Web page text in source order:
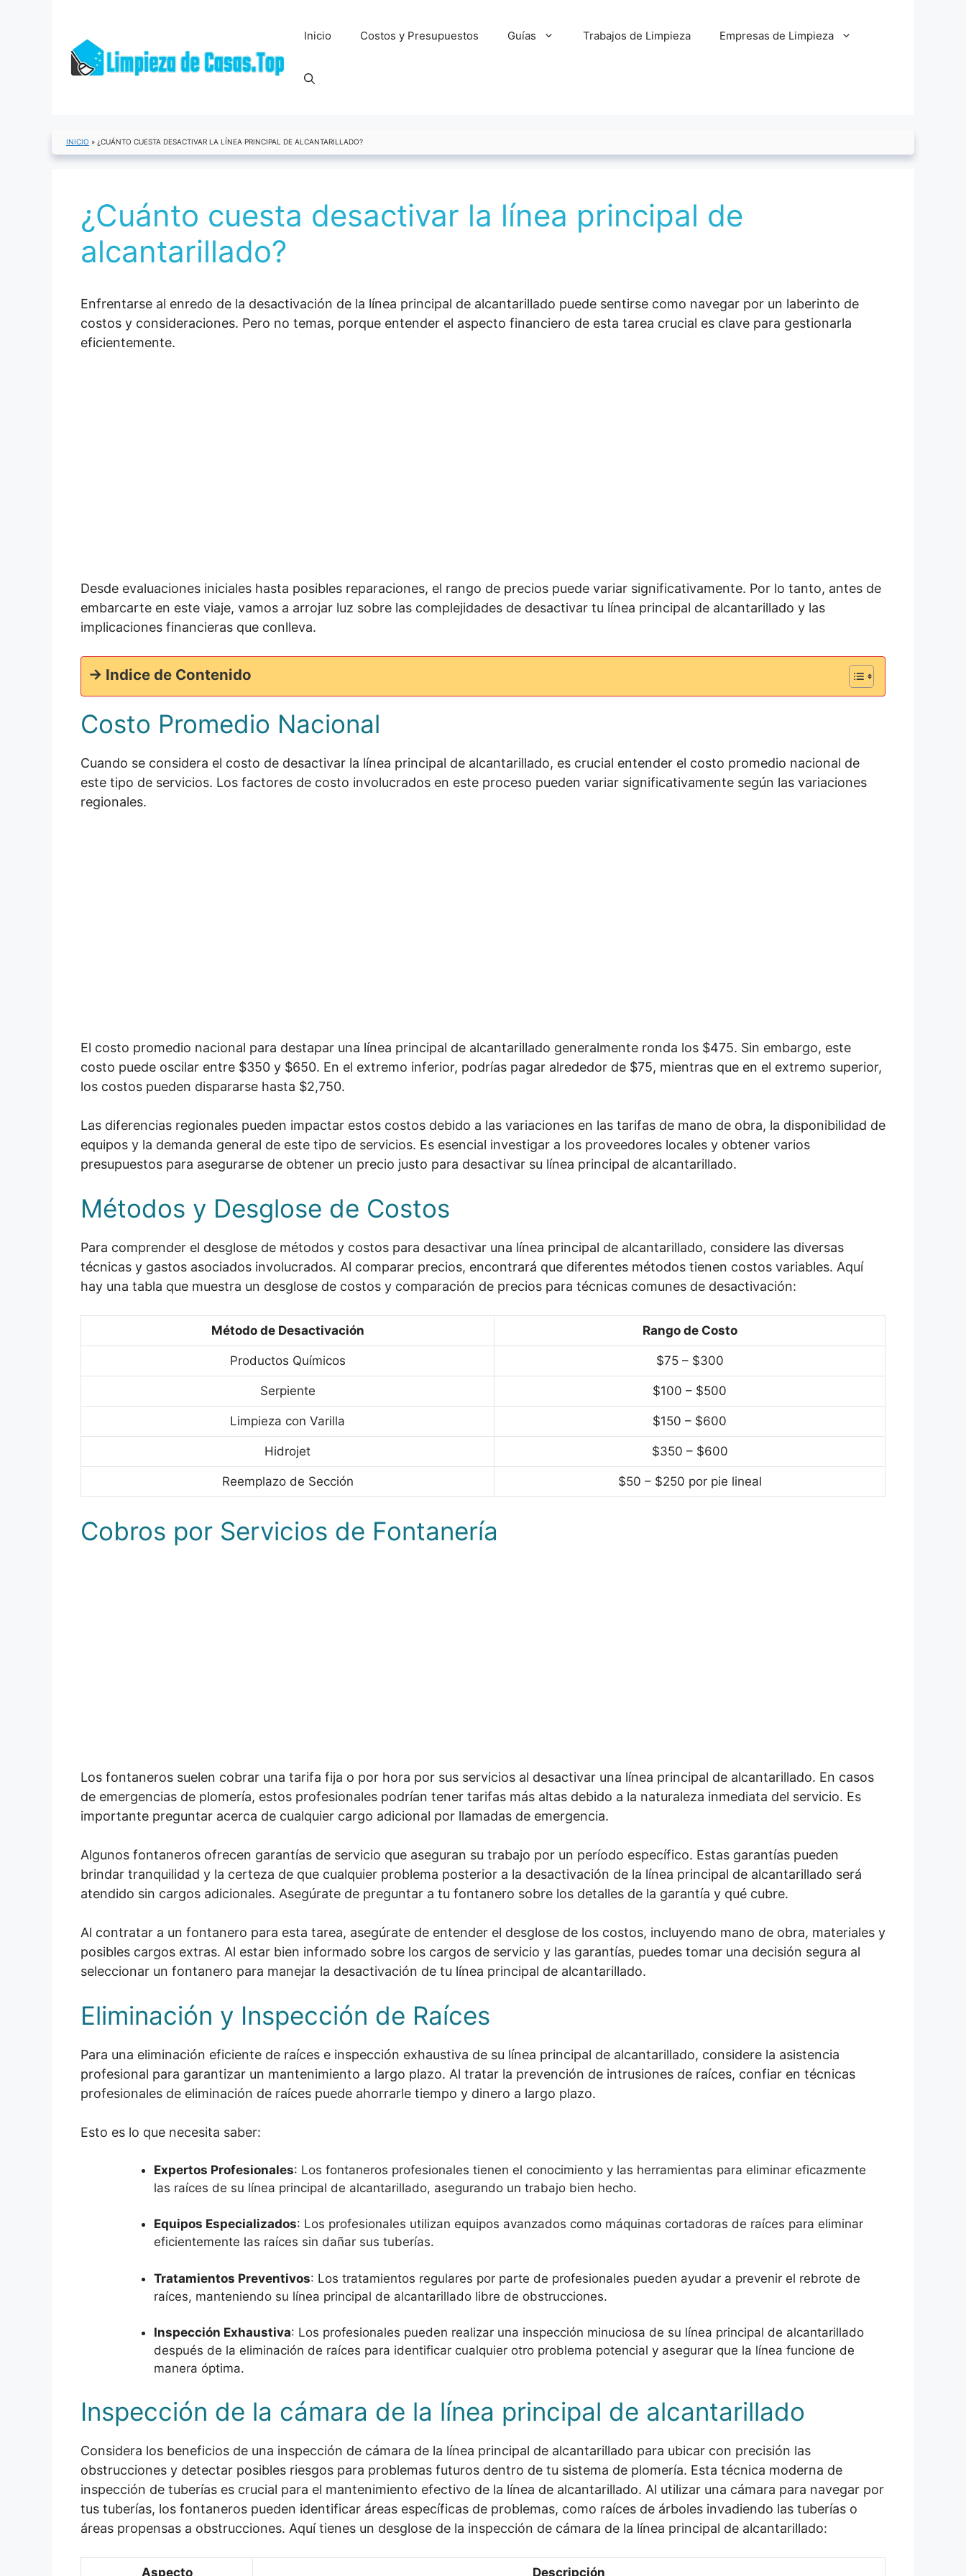
Inicio Costos y Presupuestos Guías Trabajos de Limpieza Empresas de Limpieza
INICIO » ¿CUÁNTO CUESTA DESACTIVAR LA LÍNEA PRINCIPAL DE ALCANTARILLADO?
¿Cuánto cuesta desactivar la línea principal de
alcantarillado?
Enfrentarse al enredo de la desactivación de la línea principal de alcantarillado puede sentirse como navegar por un laberinto de
costos y consideraciones. Pero no temas, porque entender el aspecto financiero de esta tarea crucial es clave para gestionarla
eficientemente.
Desde evaluaciones iniciales hasta posibles reparaciones, el rango de precios puede variar significativamente. Por lo tanto, antes de
embarcarte en este viaje, vamos a arrojar luz sobre las complejidades de desactivar tu línea principal de alcantarillado y las
implicaciones financieras que conlleva.
-> Indice de Contenido
Costo Promedio Nacional
Cuando se considera el costo de desactivar la línea principal de alcantarillado, es crucial entender el costo promedio nacional de
este tipo de servicios. Los factores de costo involucrados en este proceso pueden variar significativamente según las variaciones
regionales.
El costo promedio nacional para destapar una línea principal de alcantarillado generalmente ronda los $475. Sin embargo, este
costo puede oscilar entre $350 y $650. En el extremo inferior, podrías pagar alrededor de $75, mientras que en el extremo superior,
los costos pueden dispararse hasta $2,750.
Las diferencias regionales pueden impactar estos costos debido a las variaciones en las tarifas de mano de obra, la disponibilidad de
equipos y la demanda general de este tipo de servicios. Es esencial investigar a los proveedores locales y obtener varios
presupuestos para asegurarse de obtener un precio justo para desactivar su línea principal de alcantarillado.
Métodos y Desglose de Costos
Para comprender el desglose de métodos y costos para desactivar una línea principal de alcantarillado, considere las diversas
técnicas y gastos asociados involucrados. Al comparar precios, encontrará que diferentes métodos tienen costos variables. Aquí
hay una tabla que muestra un desglose de costos y comparación de precios para técnicas comunes de desactivación:
Método de Desactivación Rango de Costo
Productos Químicos $75 – $300
Serpiente $100 – $500
Limpieza con Varilla $150 – $600
Hidrojet $350 – $600
Reemplazo de Sección $50 – $250 por pie lineal
Cobros por Servicios de Fontanería
Los fontaneros suelen cobrar una tarifa fija o por hora por sus servicios al desactivar una línea principal de alcantarillado. En casos
de emergencias de plomería, estos profesionales podrían tener tarifas más altas debido a la naturaleza inmediata del servicio. Es
importante preguntar acerca de cualquier cargo adicional por llamadas de emergencia.
Algunos fontaneros ofrecen garantías de servicio que aseguran su trabajo por un período específico. Estas garantías pueden
brindar tranquilidad y la certeza de que cualquier problema posterior a la desactivación de la línea principal de alcantarillado será
atendido sin cargos adicionales. Asegúrate de preguntar a tu fontanero sobre los detalles de la garantía y qué cubre.
Al contratar a un fontanero para esta tarea, asegúrate de entender el desglose de los costos, incluyendo mano de obra, materiales y
posibles cargos extras. Al estar bien informado sobre los cargos de servicio y las garantías, puedes tomar una decisión segura al
seleccionar un fontanero para manejar la desactivación de tu línea principal de alcantarillado.
Eliminación y Inspección de Raíces
Para una eliminación eficiente de raíces e inspección exhaustiva de su línea principal de alcantarillado, considere la asistencia
profesional para garantizar un mantenimiento a largo plazo. Al tratar la prevención de intrusiones de raíces, confiar en técnicas
profesionales de eliminación de raíces puede ahorrarle tiempo y dinero a largo plazo.
Esto es lo que necesita saber:
Expertos Profesionales: Los fontaneros profesionales tienen el conocimiento y las herramientas para eliminar eficazmente
las raíces de su línea principal de alcantarillado, asegurando un trabajo bien hecho.
Equipos Especializados: Los profesionales utilizan equipos avanzados como máquinas cortadoras de raíces para eliminar
eficientemente las raíces sin dañar sus tuberías.
Tratamientos Preventivos: Los tratamientos regulares por parte de profesionales pueden ayudar a prevenir el rebrote de
raíces, manteniendo su línea principal de alcantarillado libre de obstrucciones.
Inspección Exhaustiva: Los profesionales pueden realizar una inspección minuciosa de su línea principal de alcantarillado
después de la eliminación de raíces para identificar cualquier otro problema potencial y asegurar que la línea funcione de
manera óptima.
Inspección de la cámara de la línea principal de alcantarillado
Considera los beneficios de una inspección de cámara de la línea principal de alcantarillado para ubicar con precisión las
obstrucciones y detectar posibles riesgos para problemas futuros dentro de tu sistema de plomería. Esta técnica moderna de
inspección de tuberías es crucial para el mantenimiento efectivo de la línea de alcantarillado. Al utilizar una cámara para navegar por
tus tuberías, los fontaneros pueden identificar áreas específicas de problemas, como raíces de árboles invadiendo las tuberías o
áreas propensas a obstrucciones. Aquí tienes un desglose de la inspección de cámara de la línea principal de alcantarillado:
Aspecto Descripción